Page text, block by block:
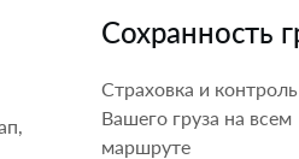
Сохранность
Страховка и контроль
Вашего груза на всем
маршруте